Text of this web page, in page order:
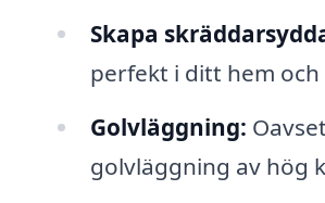
Skapa
perfekt i ditt hem
Golvläggning:
golvläggning av hög